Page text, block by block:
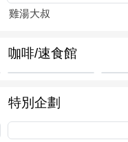
雞湯大叔
咖啡/速食館
特別企劃